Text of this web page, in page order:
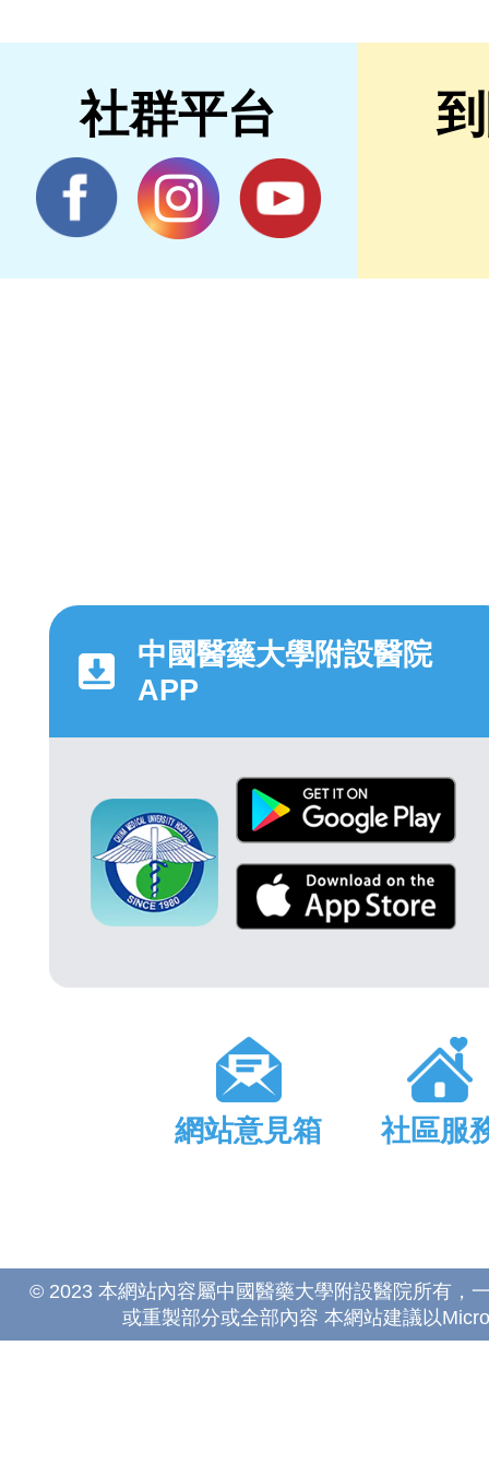
社群平台
中國醫藥大學附設醫院
APP
網站意見箱 社區服
© 2023 本網站內容屬中國醫藥大學附設醫院所有，
或重製部分或全部內容 本網站建議以